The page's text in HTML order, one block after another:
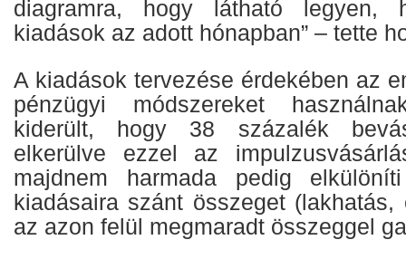
diagramra, hogy látható legyen,
kiadások az adott hónapban” – tette
A kiadások tervezése érdekében az
pénzügyi módszereket
kiderült, hogy 38 százalék
elkerülve ezzel az
majdnem harmada pedig
kiadásaira szánt összeget
az azon felül megmaradt összeggel